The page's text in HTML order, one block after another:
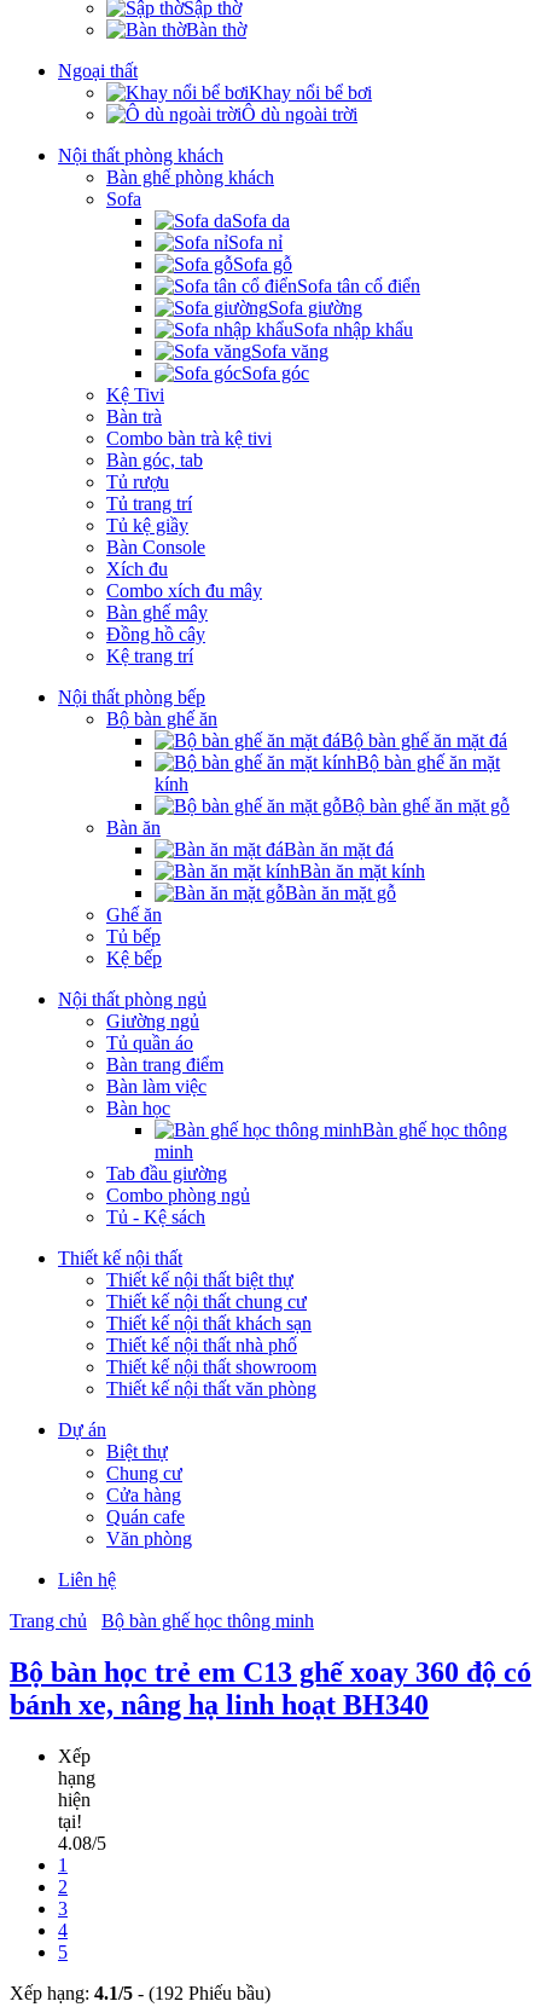
Sập thờ
Bàn thờ
Ngoại thất
Khay nổi bể bơi
Ô dù ngoài trời
Nội thất phòng khách
Bàn ghế phòng khách
Sofa
Sofa da
Sofa nỉ
Sofa gỗ
Sofa tân cổ điển
Sofa giường
Sofa nhập khẩu
Sofa văng
Sofa góc
Kệ Tivi
Bàn trà
Combo bàn trà kệ tivi
Bàn góc, tab
Tủ rượu
Tủ trang trí
Tủ kệ giầy
Bàn Console
Xích đu
Combo xích đu mây
Bàn ghế mây
Đồng hồ cây
Kệ trang trí
Nội thất phòng bếp
Bộ bàn ghế ăn
Bộ bàn ghế ăn mặt đá
Bộ bàn ghế ăn mặt
kính
Bộ bàn ghế ăn mặt gỗ
Bàn ăn
Bàn ăn mặt đá
Bàn ăn mặt kính
Bàn ăn mặt gỗ
Ghế ăn
Tủ bếp
Kệ bếp
Nội thất phòng ngủ
Giường ngủ
Tủ quần áo
Bàn trang điểm
Bàn làm việc
Bàn học
Bàn ghế học thông
minh
Tab đầu giường
Combo phòng ngủ
Tủ - Kệ sách
Thiết kế nội thất
Thiết kế nội thất biệt thự
Thiết kế nội thất chung cư
Thiết kế nội thất khách sạn
Thiết kế nội thất nhà phố
Thiết kế nội thất showroom
Thiết kế nội thất văn phòng
Dự án
Biệt thự
Chung cư
Cửa hàng
Quán cafe
Văn phòng
Liên hệ
Trang chủ
Bộ bàn ghế học thông minh
Bộ bàn học trẻ em C13 ghế xoay 360 độ có
bánh xe, nâng hạ linh hoạt BH340
Xếp
hạng
hiện
tại!
4.08/5
1
2
3
4
5
Xếp hạng: 4.1/5 - (192 Phiếu bầu)